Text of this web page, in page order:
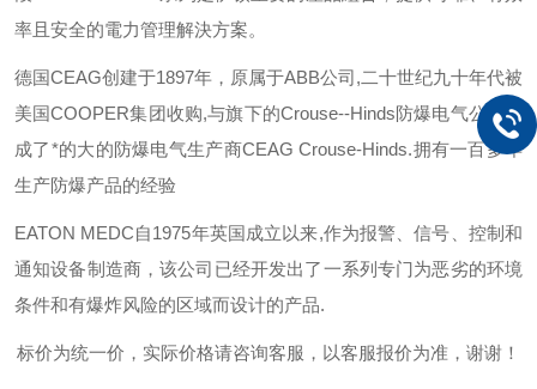
率且安全的電力管理解決方案。
德国CEAG创建于1897年，原属于ABB公司,二十世纪九十年代被
美国COOPER集团收购,与旗下的Crouse--Hinds防爆电气公司组
成了*的大的防爆电气生产商CEAG Crouse-Hinds.拥有一百多年
生产防爆产品的经验
EATON MEDC自1975年英国成立以来,作为报警、信号、控制和
通知设备制造商，该公司已经开发出了一系列专门为恶劣的环境
条件和有爆炸风险的区域而设计的产品.
标价为统一价，实际价格请咨询客服，以客服报价为准，谢谢！